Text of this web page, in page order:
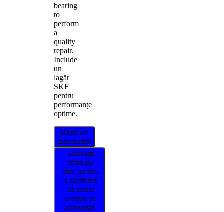
bearing
to
perform
a
quality
repair.
Include
un
lagăr
SKF
pentru
performanțe
optime.
Găsiți un
distribuitor
Selectați
vehiculul
dvs. pentru
a confirma
că acest
produs se
potrivește